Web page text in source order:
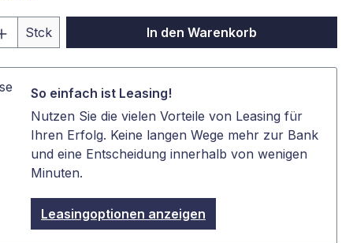
Gib den gewünschten Wert
Stck In den Warenkorb
So einfach ist Leasing!
Nutzen Sie die vielen Vorteile von Leasing für
Ihren Erfolg. Keine langen Wege mehr zur Bank
und eine Entscheidung innerhalb von wenigen
Minuten.
Leasingoptionen anzeigen